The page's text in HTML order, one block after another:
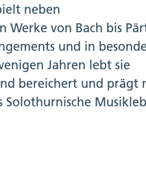
neben
Werke von Bach bis
und in
Jahren lebt sie
bereichert und prägt